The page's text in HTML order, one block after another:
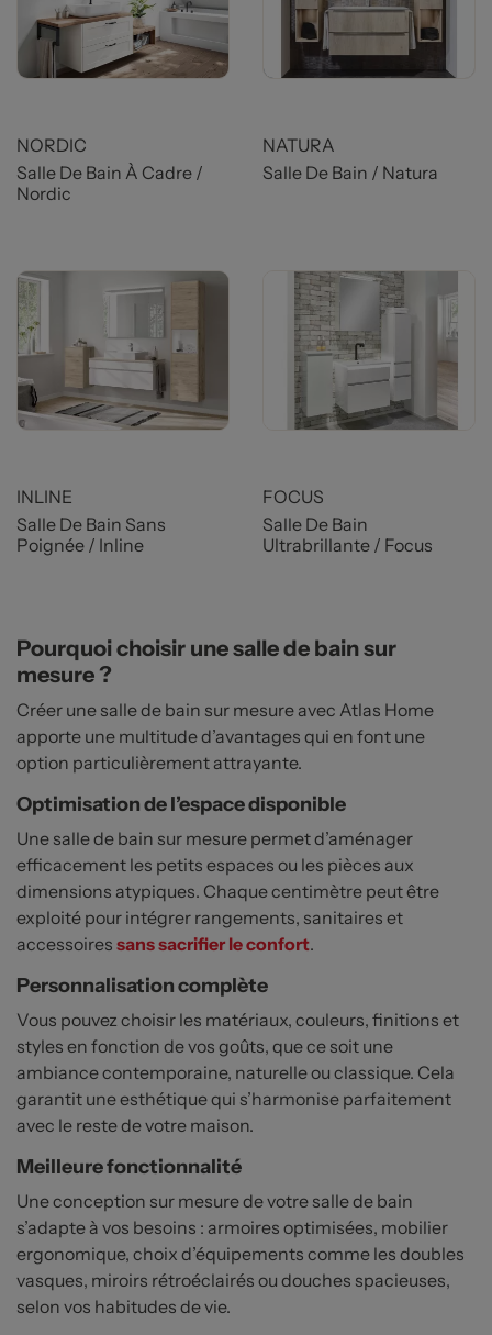
NORDIC
Salle De Bain À Cadre /
Nordic
NATURA
Salle De Bain / Natura
INLINE
Salle De Bain Sans
Poignée / Inline
FOCUS
Salle De Bain
Ultrabrillante / Focus
Pourquoi choisir une salle de bain sur
mesure ?
Créer une salle de bain sur mesure avec Atlas Home
apporte une multitude d’avantages qui en font une
option particulièrement attrayante.
Optimisation de l’espace disponible
Une salle de bain sur mesure permet d’aménager
efficacement les petits espaces ou les pièces aux
dimensions atypiques. Chaque centimètre peut être
exploité pour intégrer rangements, sanitaires et
accessoires sans sacrifier le confort.
Personnalisation complète
Vous pouvez choisir les matériaux, couleurs, finitions et
styles en fonction de vos goûts, que ce soit une
ambiance contemporaine, naturelle ou classique. Cela
garantit une esthétique qui s’harmonise parfaitement
avec le reste de votre maison.
Meilleure fonctionnalité
Une conception sur mesure de votre salle de bain
s’adapte à vos besoins : armoires optimisées, mobilier
ergonomique, choix d’équipements comme les doubles
vasques, miroirs rétroéclairés ou douches spacieuses,
selon vos habitudes de vie.